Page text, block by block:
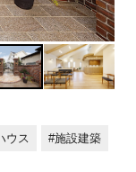
ウス 施設建築